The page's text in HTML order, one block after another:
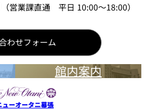
（営業課直通 平日 10:00～18:00）
わせフォーム
館内案内
ューオータニ幕張